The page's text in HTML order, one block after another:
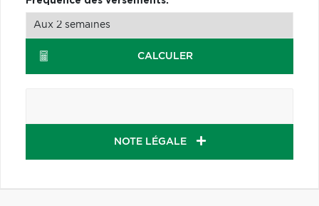
CALCULER
NOTE LÉGALE